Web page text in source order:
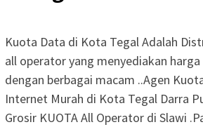
Kuota Data di Kota Tegal Adalah
all operator yang menyediakan
dengan berbagai macam ..Agen
Internet Murah di Kota Tegal Darra
Grosir KUOTA All Operator di Slawi